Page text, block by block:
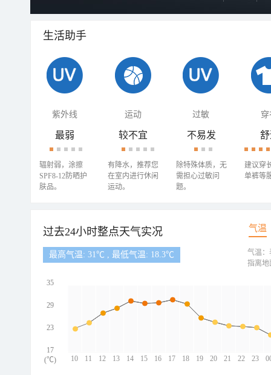
生活助手
紫外线 运动 过敏 穿
最弱
辐射弱，涂擦
SPF8-12防晒护
肤品。
较不宜
有降水，推荐您
在室内进行休闲
运动。
不易发
除特殊体质，无
需担心过敏问
题。
建议穿
单裤等
过去24小时整点天气实况 气温
最高气温: 31℃ , 最低气温: 18.3℃
10 11 12 13 14 15 16 17 18 19 20 21 22 23
35
29
23
17
(℃)
气温：
指离地